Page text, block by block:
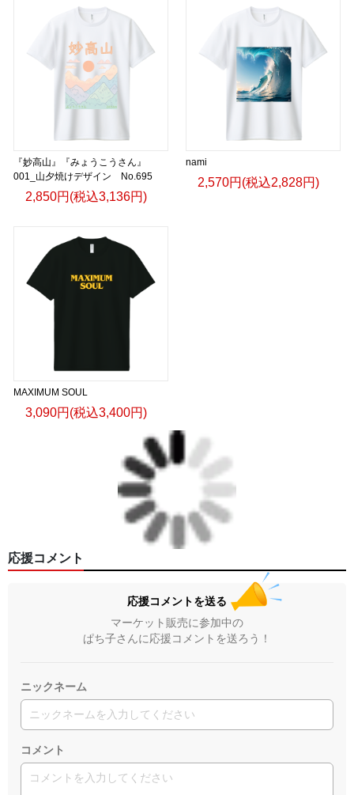
『妙高山』『みょうこうさん』
001_山夕焼けデザイン No.695
2,850円(税込3,136円)
nami
2,570円(税込2,828円)
MAXIMUM SOUL
3,090円(税込3,400円)
応援コメント
応援コメントを送る
マーケット販売に参加中の
ぱち子さんに応援コメントを送ろう！
ニックネーム
コメント